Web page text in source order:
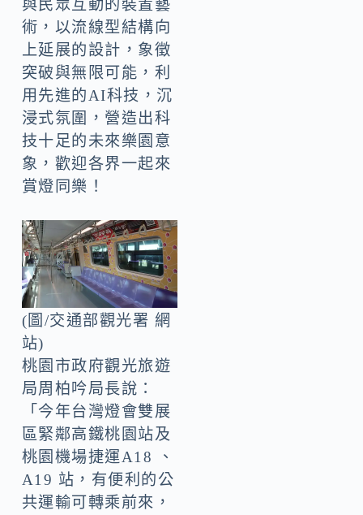
與民眾互動的裝置藝
術，以流線型結構向
上延展的設計，象徵
突破與無限可能，利
用先進的AI科技，沉
浸式氛圍，營造出科
技十足的未來樂園意
象，歡迎各界一起來
賞燈同樂！
(圖/交通部觀光署 網
站)
桃園市政府觀光旅遊
局周柏吟局長說：
「今年台灣燈會雙展
區緊鄰高鐵桃園站及
桃園機場捷運A18 、
A19 站，有便利的公
共運輸可轉乘前來，